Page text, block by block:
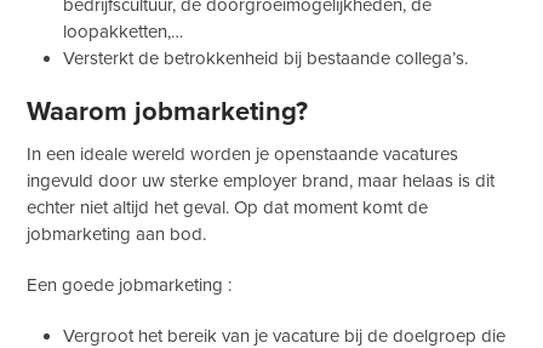
loopakketten,…
Versterkt de betrokkenheid bij bestaande collega’s.
Waarom jobmarketing?
In een ideale wereld worden je openstaande vacatures
ingevuld door uw sterke employer brand, maar helaas is dit
echter niet altijd het geval. Op dat moment komt de
jobmarketing aan bod.
Een goede jobmarketing :
Vergroot het bereik van je vacature bij de doelgroep die